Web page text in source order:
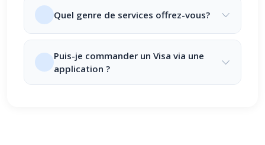
Quel genre de services offrez-vous?
Puis-je commander un Visa via une
application ?